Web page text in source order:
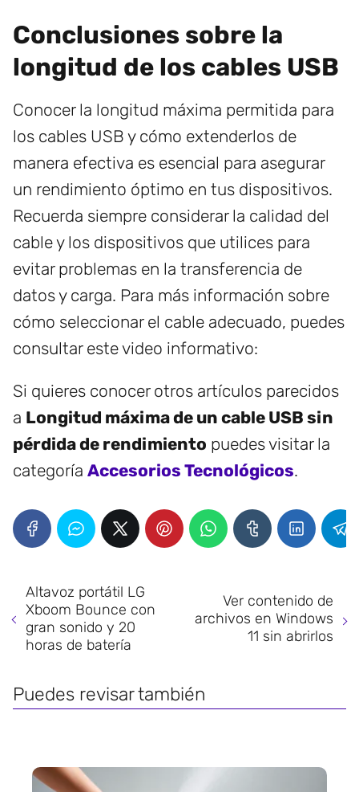
Conclusiones sobre la
longitud de los cables USB
Conocer la longitud máxima permitida para
los cables USB y cómo extenderlos de
manera efectiva es esencial para asegurar
un rendimiento óptimo en tus dispositivos.
Recuerda siempre considerar la calidad del
cable y los dispositivos que utilices para
evitar problemas en la transferencia de
datos y carga. Para más información sobre
cómo seleccionar el cable adecuado, puedes
consultar este video informativo:
Si quieres conocer otros artículos parecidos
a Longitud máxima de un cable USB sin
pérdida de rendimiento puedes visitar la
categoría Accesorios Tecnológicos.
Altavoz portátil LG
Xboom Bounce con
gran sonido y 20
horas de batería
Ver contenido de
archivos en Windows
11 sin abrirlos
Puedes revisar también